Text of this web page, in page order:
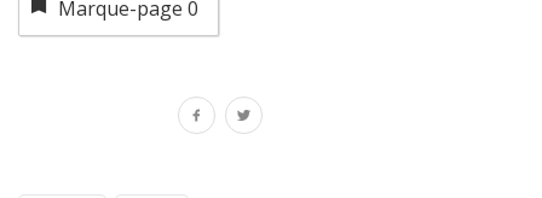
Marque-page 0